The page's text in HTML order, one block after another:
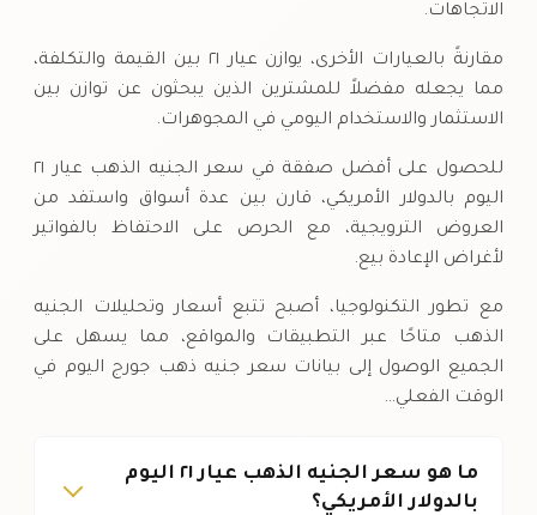
الاتجاهات.
مقارنةً بالعيارات الأخرى، يوازن عيار ٢١ بين القيمة والتكلفة،
مما يجعله مفضلاً للمشترين الذين يبحثون عن توازن بين
الاستثمار والاستخدام اليومي في المجوهرات.
للحصول على أفضل صفقة في سعر الجنيه الذهب عيار ٢١
اليوم بالدولار الأمريكي، قارن بين عدة أسواق واستفد من
العروض الترويجية، مع الحرص على الاحتفاظ بالفواتير
لأغراض الإعادة بيع.
مع تطور التكنولوجيا، أصبح تتبع أسعار وتحليلات الجنيه
الذهب متاحًا عبر التطبيقات والمواقع، مما يسهل على
الجميع الوصول إلى بيانات سعر جنيه ذهب جورج اليوم في
الوقت الفعلي…
ما هو سعر الجنيه الذهب عيار ٢١ اليوم
بالدولار الأمريكي؟